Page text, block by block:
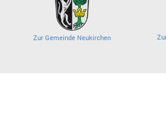
Zur Gemeinde Neukirchen